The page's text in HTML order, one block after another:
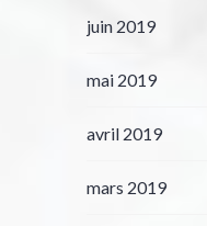
juin 2019
mai 2019
avril 2019
mars 2019